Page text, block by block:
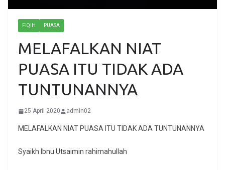
FIQIH PUASA
MELAFALKAN NIAT
PUASA ITU TIDAK ADA
TUNTUNANNYA
25 April 2020 admin02
MELAFALKAN NIAT PUASA ITU TIDAK ADA TUNTUNANNYA
Syaikh Ibnu Utsaimin rahimahullah